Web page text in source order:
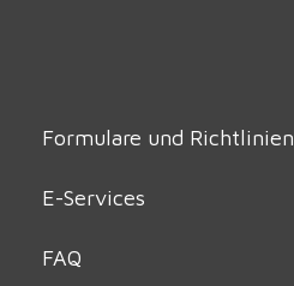
Formulare und Richtlinien
E-Services
FAQ